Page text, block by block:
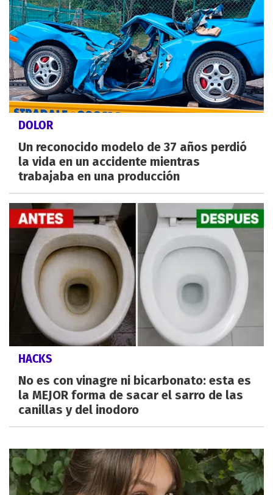
DOLOR
Un reconocido modelo de 37 años perdió
la vida en un accidente mientras
trabajaba en una producción
HACKS
No es con vinagre ni bicarbonato: esta es
la MEJOR forma de sacar el sarro de las
canillas y del inodoro